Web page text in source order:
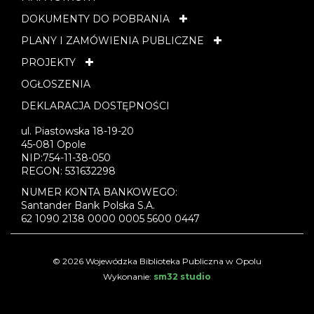
DOKUMENTY DO POBRANIA
PLANY I ZAMÓWIENIA PUBLICZNE
PROJEKTY
OGŁOSZENIA
DEKLARACJA DOSTĘPNOŚCI
ul. Piastowska 18-19-20
45-081 Opole
NIP:754-11-38-050
REGON: 531632298
NUMER KONTA BANKOWEGO:
Santander Bank Polska S.A.
62 1090 2138 0000 0005 5600 0447
© 2026 Wojewódzka Biblioteka Publiczna w Opolu
Wykonanie: sm32 studio